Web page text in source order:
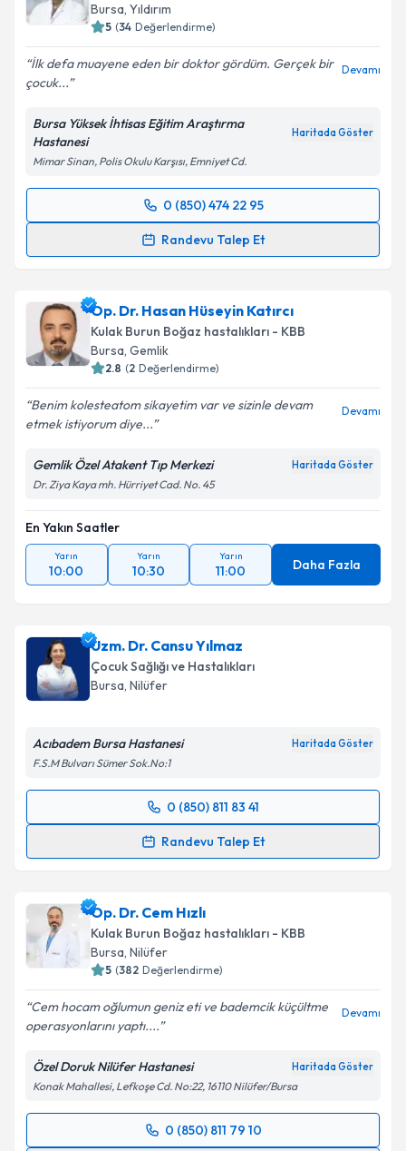
Bursa, Yıldırım
5 (34 Değerlendirme)
İlk defa muayene eden bir doktor gördüm. Gerçek bir
çocuk...
Devamı
Bursa Yüksek İhtisas Eğitim Araştırma
Hastanesi
Haritada Göster
Mimar Sinan, Polis Okulu Karşısı, Emniyet Cd.
0 (850) 474 22 95
Randevu Talep Et
Randevu Takvimi Talebi
takvim hazırlandığında e-posta ile bilgilendireceğiz.
E-posta Adresiniz
Kişisel verilerimin işlenmesine ilişkin
kapsamda işlenmesini kabul ediyorum.
Op. Dr. Hasan Hüseyin Katırcı
Kulak Burun Boğaz hastalıkları - KBB
Bursa, Gemlik
2.8 (2 Değerlendirme)
Benim kolesteatom sikayetim var ve sizinle devam
etmek istiyorum diye...
Devamı
Gemlik Özel Atakent Tıp Merkezi Haritada Göster
Dr. Ziya Kaya mh. Hürriyet Cad. No. 45
En Yakın Saatler
Yarın
10:00
Yarın
10:30
Yarın
11:00 Daha Fazla
Uzm. Dr. Cansu Yılmaz
Çocuk Sağlığı ve Hastalıkları
Bursa, Nilüfer
Acıbadem Bursa Hastanesi Haritada Göster
F.S.M Bulvarı Sümer Sok.No:1
0 (850) 811 83 41
Randevu Talep Et
Randevu Takvimi Talebi
takvim hazırlandığında e-posta ile bilgilendireceğiz.
E-posta Adresiniz
Kişisel verilerimin işlenmesine ilişkin
kapsamda işlenmesini kabul ediyorum.
Takvim Talebini Gönder
Op. Dr. Cem Hızlı
Kulak Burun Boğaz hastalıkları - KBB
Bursa, Nilüfer
5 (382 Değerlendirme)
Cem hocam oğlumun geniz eti ve bademcik küçültme
operasyonlarını yaptı....
Devamı
Özel Doruk Nilüfer Hastanesi Haritada Göster
Konak Mahallesi, Lefkoşe Cd. No:22, 16110 Nilüfer/Bursa
0 (850) 811 79 10
Randevu Takvimi Talebi